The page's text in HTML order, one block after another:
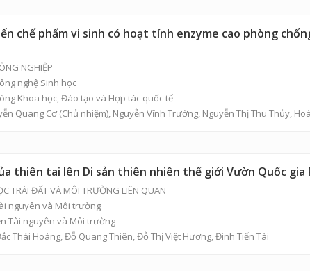
chế phẩm vi sinh có hoạt tính enzyme cao phòng
NGHIỆP
nghệ Sinh học
Khoa học, Đào tạo và Hợp tác quốc tế
Quang Cơ (Chủ nhiệm), Nguyễn Vĩnh Trường, Nguyễn Thị Thu Thủy,
thiên tai lên Di sản thiên nhiên thế giới Vườn Quốc gia
TRÁI ĐẤT VÀ MÔI TRƯỜNG LIÊN QUAN
nguyên và Môi trường
Tài nguyên và Môi trường
Thái Hoàng,Đỗ Quang Thiên,Đỗ Thị Việt Hương,Đinh Tiến Tài